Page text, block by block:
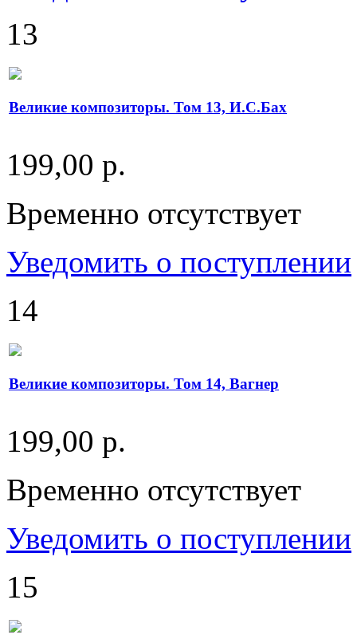
13
Великие композиторы. Том 13, И.С.Бах
199,00 р.
Временно отсутствует
Уведомить о поступлении
14
Великие композиторы. Том 14, Вагнер
199,00 р.
Временно отсутствует
Уведомить о поступлении
15